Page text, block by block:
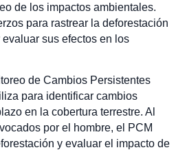
de los impactos ambientales.
para rastrear la deforestación
sus efectos en los
de Cambios Persistentes
para identificar cambios
en la cobertura terrestre. Al
por el hombre, el PCM
y evaluar el impacto de